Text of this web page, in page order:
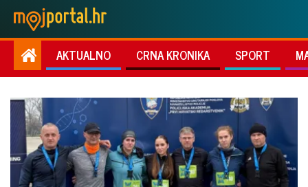
AKTUALNO CRNA KRONIKA SPORT